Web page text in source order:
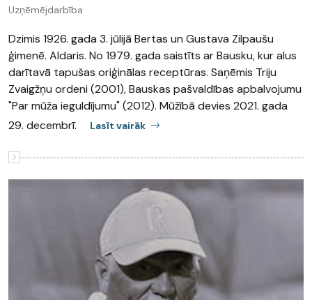
Uzņēmējdarbība
Dzimis 1926. gada 3. jūlijā Bertas un Gustava Zilpaušu
ģimenē. Aldaris. No 1979. gada saistīts ar Bausku, kur alus
darītavā tapušas oriģinālas receptūras. Saņēmis Triju
Zvaigžņu ordeni (2001), Bauskas pašvaldības apbalvojumu
"Par mūža ieguldījumu" (2012). Mūžībā devies 2021. gada
29. decembrī.
Lasīt vairāk